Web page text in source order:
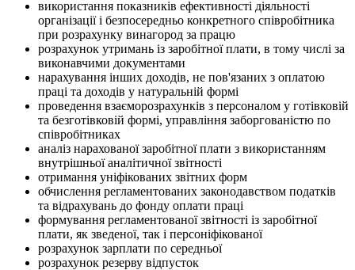
використання показників ефективності діяльності
організації і безпосередньо конкретного співробітника
при розрахунку винагород за працю
розрахунок утримань із заробітної плати, в тому числі за
виконавчими документами
нарахування інших доходів, не пов'язаних з оплатою
праці та доходів у натуральній формі
проведення взаєморозрахунків з персоналом у готівковій
та безготівковій формі, управління заборгованістю по
співробітниках
аналіз нарахованої заробітної плати з використанням
внутрішньої аналітичної звітності
отримання уніфікованих звітних форм
обчислення регламентованих законодавством податків
та відрахувань до фонду оплати праці
формування регламентованої звітності із заробітної
плати, як зведеної, так і персоніфікованої
розрахунок зарплати по середньої
розрахунок резерву відпусток